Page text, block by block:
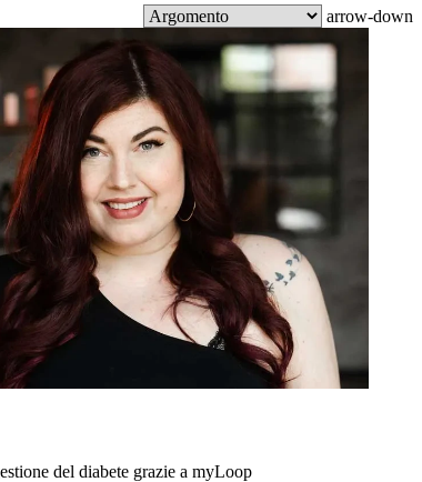
arrow-down
del diabete grazie a myLoop